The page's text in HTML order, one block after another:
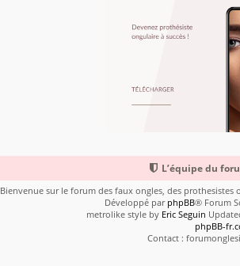
L’équipe du
Bienvenue sur le forum des faux ongles, des
Développé par phpBB® Forum
metrolike style by Eric Seguin
phpBB-
Contact :